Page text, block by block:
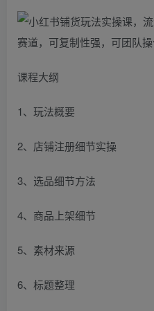
课程大纲
1、玩法概要
2、店铺注册细节实操
3、选品细节方法
4、商品上架细节
5、素材来源
6、标题整理